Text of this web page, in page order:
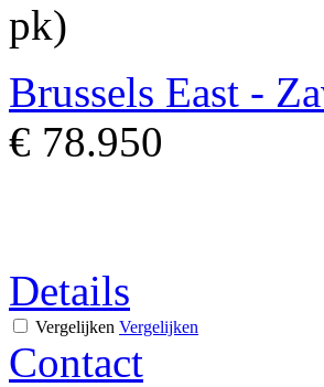
pk)
Brussels East -
€ 78.950
Details
Vergelijken Vergelijken
Contact